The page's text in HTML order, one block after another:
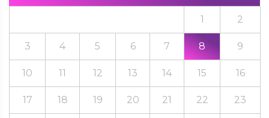
1 2
3 4 5 6 7 8 9
10 11 12 13 14 15 16
17 18 19 20 21 22 23